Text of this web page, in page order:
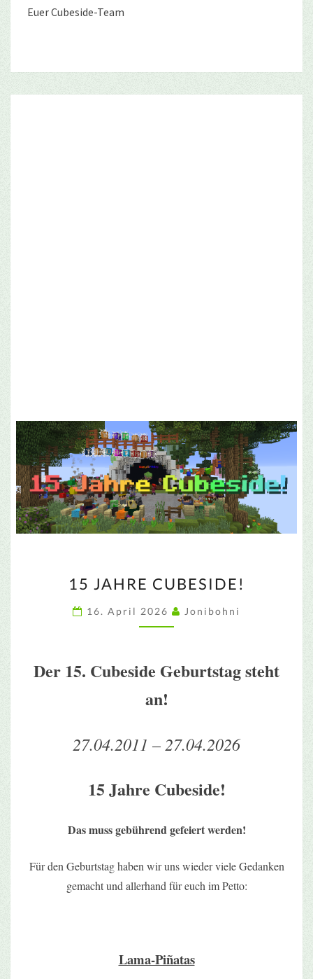
Euer Cubeside-Team
JAHRE
CUBESIDE!
15 JAHRE CUBESIDE!
16. April 2026 Jonibohni
Der 15. Cubeside Geburtstag steht
an!
27.04.2011 – 27.04.2026
15 Jahre Cubeside!
Das muss gebührend gefeiert werden!
Für den Geburtstag haben wir uns wieder viele Gedanken
gemacht und allerhand für euch im Petto:
Lama-Piñatas